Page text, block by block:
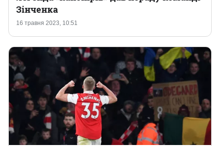
16 травня 2023, 10:51
Зінченка